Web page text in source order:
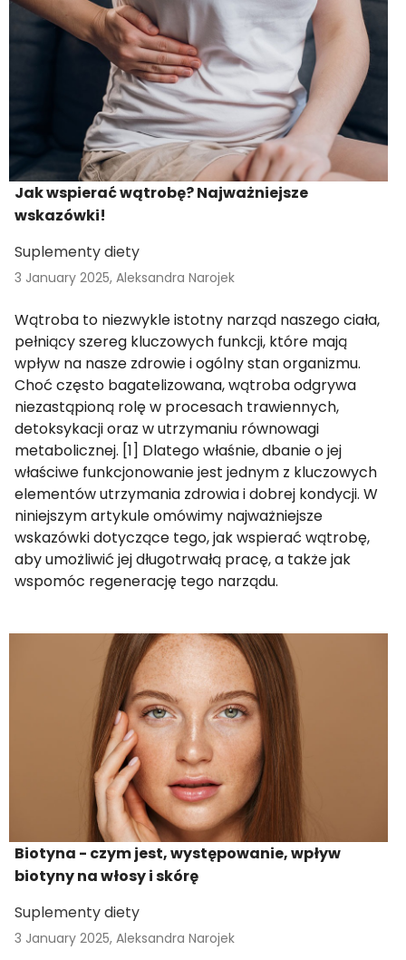
Jak wspierać wątrobę? Najważniejsze
wskazówki!
Suplementy diety
3 January 2025, Aleksandra Narojek
Wątroba to niezwykle istotny narząd naszego ciała,
pełniący szereg kluczowych funkcji, które mają
wpływ na nasze zdrowie i ogólny stan organizmu.
Choć często bagatelizowana, wątroba odgrywa
niezastąpioną rolę w procesach trawiennych,
detoksykacji oraz w utrzymaniu równowagi
metabolicznej. [1] Dlatego właśnie, dbanie o jej
właściwe funkcjonowanie jest jednym z kluczowych
elementów utrzymania zdrowia i dobrej kondycji. W
niniejszym artykule omówimy najważniejsze
wskazówki dotyczące tego, jak wspierać wątrobę,
aby umożliwić jej długotrwałą pracę, a także jak
wspomóc regenerację tego narządu.
Biotyna - czym jest, występowanie, wpływ
biotyny na włosy i skórę
Suplementy diety
3 January 2025, Aleksandra Narojek